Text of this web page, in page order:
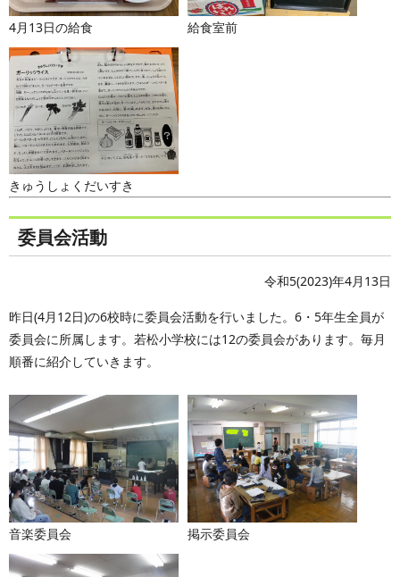
4月13日の給食 給食室前
きゅうしょくだいすき
委員会活動
令和5(2023)年4月13日
昨日(4月12日)の6校時に委員会活動を行いました。6・5年生全員が
委員会に所属します。若松小学校には12の委員会があります。毎月
順番に紹介していきます。
音楽委員会 掲示委員会